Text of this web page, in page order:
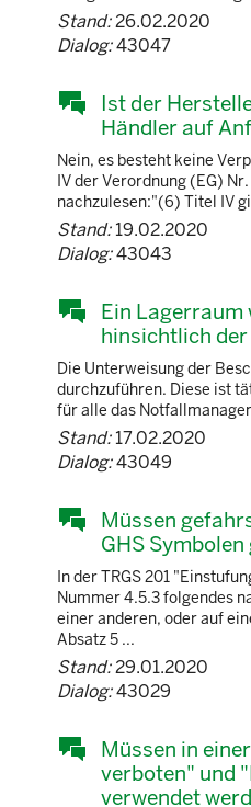
Stand:26.02.2020
Dialog:43047
Ist der
Händler auf
Nein, es besteht keine
IV der Verordnung (EG)
nachzulesen:"(6) Titel IV
Stand:19.02.2020
Dialog:43043
Ein Lagerraum
hinsichtlich
Die Unterweisung der
durchzuführen. Diese ist
für alle das
Stand:17.02.2020
Dialog:43049
Müssen
GHS
In der TRGS 201
Nummer 4.5.3 folgendes
einer anderen, oder auf
Absatz 5 ...
Stand:29.01.2020
Dialog:43029
Müssen in
verboten" und
verwendet